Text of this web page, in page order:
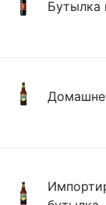
Бутылка